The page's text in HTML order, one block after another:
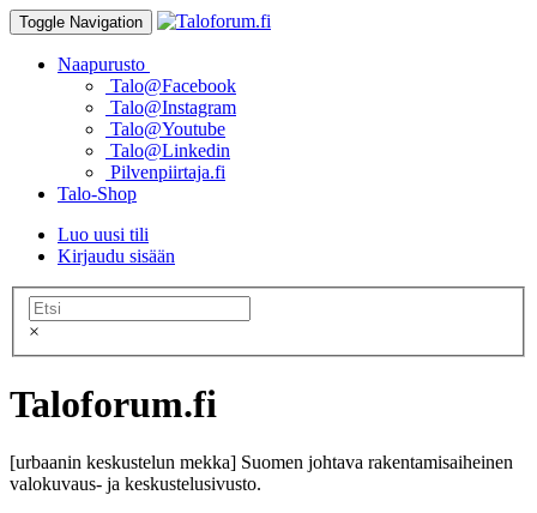
Toggle Navigation
Naapurusto
Talo@Facebook
Talo@Instagram
Talo@Youtube
Talo@Linkedin
Pilvenpiirtaja.fi
Talo-Shop
Luo uusi tili
Kirjaudu sisään
×
Taloforum.fi
[urbaanin keskustelun mekka] Suomen johtava rakentamisaiheinen
valokuvaus- ja keskustelusivusto.